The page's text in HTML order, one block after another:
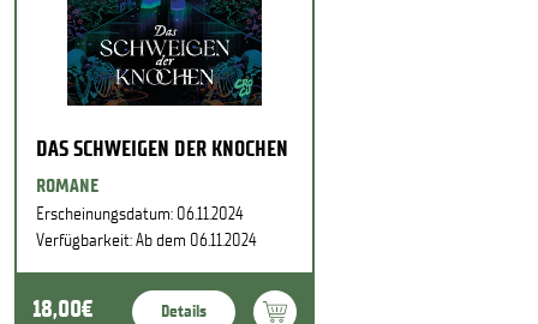
DAS SCHWEIGEN DER KNOCHEN
ROMANE
Erscheinungsdatum: 06.11.2024
Verfügbarkeit: Ab dem 06.11.2024
18,00€ Details